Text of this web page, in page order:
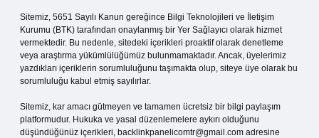
Sitemiz, 5651 Sayılı Kanun gereğince Bilgi Teknolojileri ve İletişim
Kurumu (BTK) tarafından onaylanmış bir Yer Sağlayıcı olarak hizmet
vermektedir. Bu nedenle, sitedeki içerikleri proaktif olarak denetleme
veya araştırma yükümlülüğümüz bulunmamaktadır. Ancak, üyelerimiz
yazdıkları içeriklerin sorumluluğunu taşımakta olup, siteye üye olarak bu
sorumluluğu kabul etmiş sayılırlar.
Sitemiz, kar amacı gütmeyen ve tamamen ücretsiz bir bilgi paylaşım
platformudur. Hukuka ve yasal düzenlemelere aykırı olduğunu
düşündüğünüz içerikleri, backlinkpanelicomtr@gmail.com adresine